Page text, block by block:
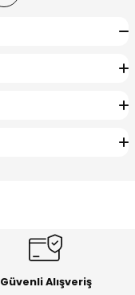
Güvenli Alışveriş